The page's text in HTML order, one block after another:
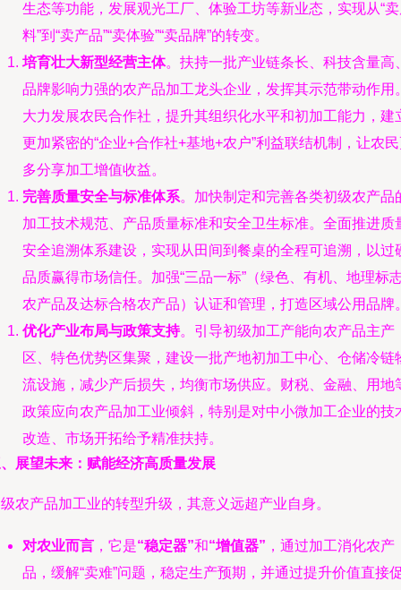
生态等功能，发展观光工厂、体验工坊等新业态，实现从“
料”到“卖产品”“卖体验”“卖品牌”的转变。
培育壮大新型经营主体。扶持一批产业链条长、科技含量高
品牌影响力强的农产品加工龙头企业，发挥其示范带动作用
大力发展农民合作社，提升其组织化水平和初加工能力，建
更加紧密的“企业+合作社+基地+农户”利益联结机制，让农
多分享加工增值收益。
完善质量安全与标准体系。加快制定和完善各类初级农产品
加工技术规范、产品质量标准和安全卫生标准。全面推进质
安全追溯体系建设，实现从田间到餐桌的全程可追溯，以过
品质赢得市场信任。加强“三品一标”（绿色、有机、地理标
农产品及达标合格农产品）认证和管理，打造区域公用品牌
优化产业布局与政策支持。引导初级加工产能向农产品主产
区、特色优势区集聚，建设一批产地初加工中心、仓储冷链
流设施，减少产后损失，均衡市场供应。财税、金融、用地
政策应向农产品加工业倾斜，特别是对中小微加工企业的技
改造、市场开拓给予精准扶持。
展望未来：赋能经济高质量发展
农产品加工业的转型升级，其意义远超产业自身。
对农业而言 ，它是“稳定器”和“增值器” ，通过加工消化农产
品，缓解“卖难”问题，稳定生产预期，并通过提升价值直接